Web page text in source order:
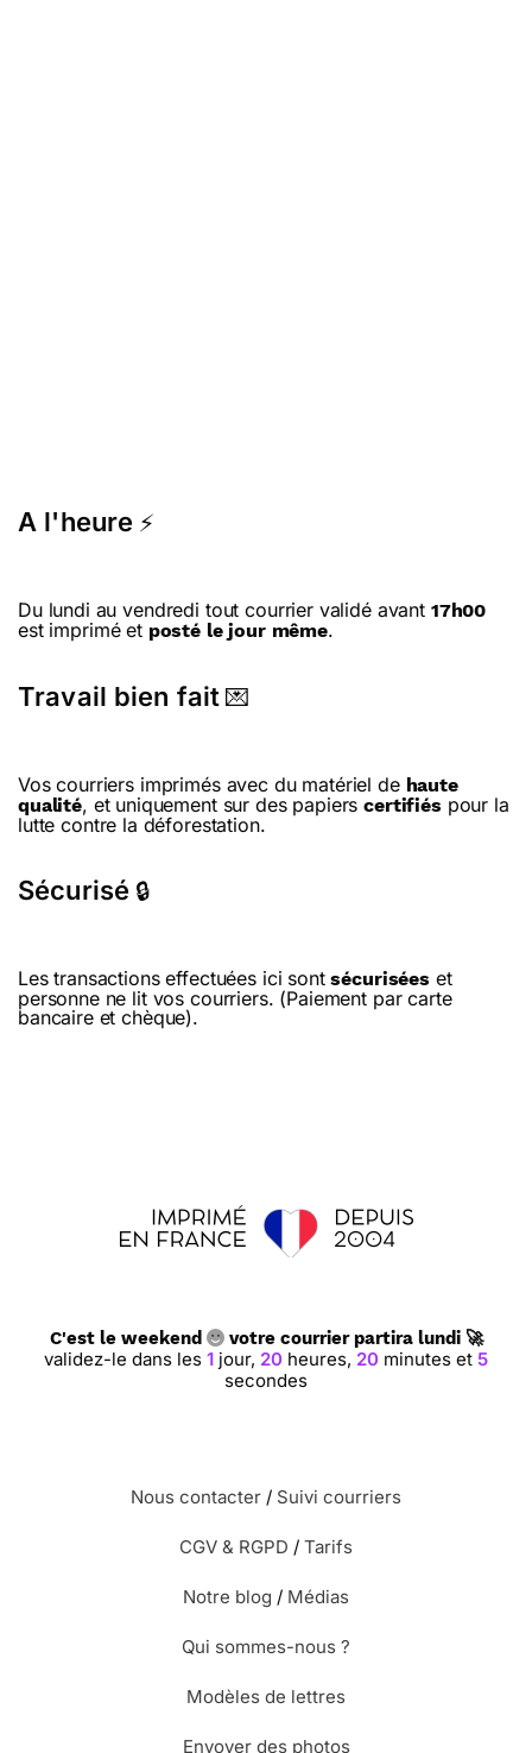
A l'heure ⚡
Du lundi au vendredi tout courrier validé avant 17h00
est imprimé et posté le jour même.
Travail bien fait 💌
Vos courriers imprimés avec du matériel de haute
qualité, et uniquement sur des papierscertifiés pour la
lutte contre la déforestation.
Sécurisé 🔒
Les transactions effectuées ici sontsécurisées et
personne ne lit vos courriers. (Paiement par carte
bancaire et chèque).
C'est le weekend votre courrier partira lundi 🚀
validez-le dans les 1jour, 20heures, 20minutes et 4
secondes
Nous contacter / Suivi courriers
CGV & RGPD / Tarifs
Notre blog / Médias
Qui sommes-nous ?
Modèles de lettres
Envoyer des photos